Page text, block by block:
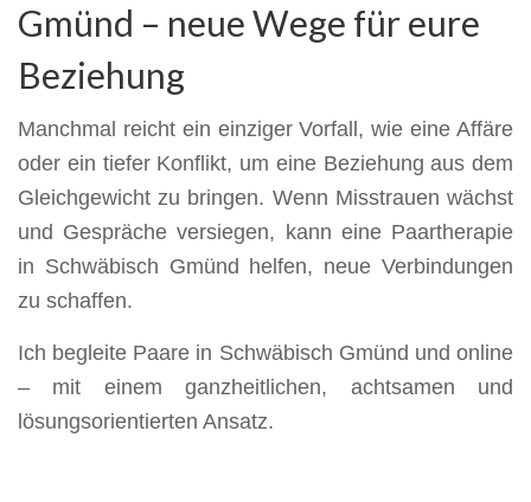
Gmünd – neue Wege für eure
Beziehung
Manchmal reicht ein einziger Vorfall, wie eine Affäre
oder ein tiefer Konflikt, um eine Beziehung aus dem
Gleichgewicht zu bringen. Wenn Misstrauen wächst
und Gespräche versiegen, kann eine Paartherapie
in Schwäbisch Gmünd helfen, neue Verbindungen
zu schaffen.
Ich begleite Paare in Schwäbisch Gmünd und online
– mit einem ganzheitlichen, achtsamen und
lösungsorientierten Ansatz.